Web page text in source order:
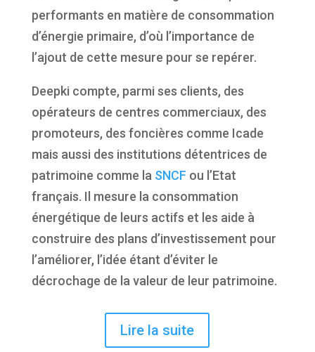
performants en matière de consommation
d’énergie primaire, d’où l’importance de
l’ajout de cette mesure pour se repérer.
Deepki compte, parmi ses clients, des
opérateurs de centres commerciaux, des
promoteurs, des foncières comme Icade
mais aussi des institutions détentrices de
patrimoine comme la SNCF ou l’Etat
français. Il mesure la consommation
énergétique de leurs actifs et les aide à
construire des plans d’investissement pour
l’améliorer, l’idée étant d’éviter le
décrochage de la valeur de leur patrimoine.
Lire la suite